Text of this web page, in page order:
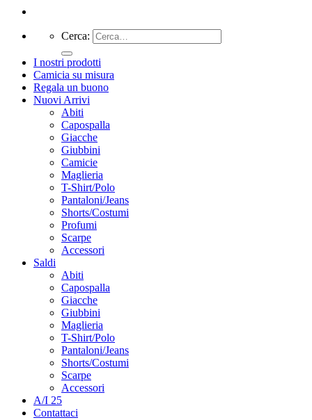
Cerca:
I nostri prodotti
Camicia su misura
Regala un buono
Nuovi Arrivi
Abiti
Capospalla
Giacche
Giubbini
Camicie
Maglieria
T-Shirt/Polo
Pantaloni/Jeans
Shorts/Costumi
Profumi
Scarpe
Accessori
Saldi
Abiti
Capospalla
Giacche
Giubbini
Maglieria
T-Shirt/Polo
Pantaloni/Jeans
Shorts/Costumi
Scarpe
Accessori
A/I 25
Contattaci